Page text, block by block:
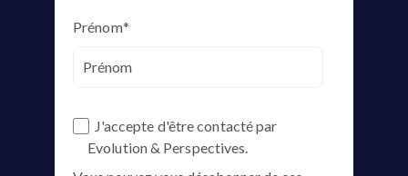
Prénom*
J'accepte d'être contacté par
Evolution & Perspectives.